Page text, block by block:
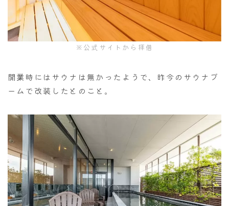
※公式サイトから拝借
開業時にはサウナは無かったようで、昨今のサウナブ
ームで改装したとのこと。